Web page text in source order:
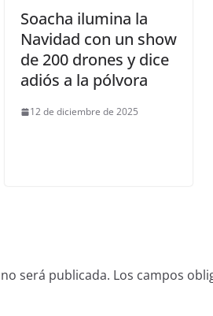
Soacha ilumina la
Navidad con un show
de 200 drones y dice
adiós a la pólvora
12 de diciembre de 2025
será publicada. Los campos